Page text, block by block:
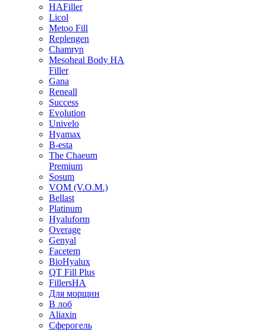
HAFiller
Licol
Metoo Fill
Replengen
Chamryn
Mesoheal Body HA
Filler
Gana
Reneall
Success
Evolution
Univelo
Hyamax
B-esta
The Chaeum
Premium
Sosum
VOM (V.O.M.)
Bellast
Platinum
Hyaluform
Overage
Genyal
Facetem
BioHyalux
QT Fill Plus
FillersHA
Для морщин
В лоб
Aliaxin
Сферогель